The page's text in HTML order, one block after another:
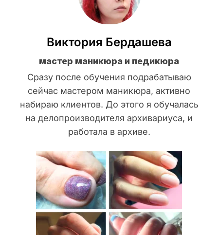
Виктория Бердашева
мастер маникюра и педикюра
Сразу после обучения подрабатываю
сейчас мастером маникюра, активно
набираю клиентов. До этого я обучалась
на делопроизводителя архивариуса, и
работала в архиве.